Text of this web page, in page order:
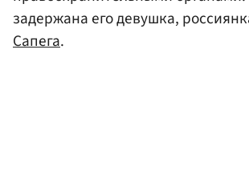
задержана его девушка,
Сапега.